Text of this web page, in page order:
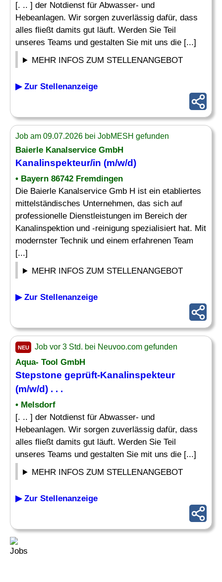
[. .. ] der Notdienst für Abwasser- und
Hebeanlagen. Wir sorgen zuverlässig dafür, dass
alles fließt damits gut läuft. Werden Sie Teil
unseres Teams und gestalten Sie mit uns die [...]
MEHR INFOS ZUM STELLENANGEBOT
▶ Zur Stellenanzeige
Job am 09.07.2026 bei JobMESH gefunden
Baierle Kanalservice GmbH
Kanalinspekteur/in (m/w/d)
• Bayern 86742 Fremdingen
Die Baierle Kanalservice Gmb H ist ein etabliertes
mittelständisches Unternehmen, das sich auf
professionelle Dienstleistungen im Bereich der
Kanalinspektion und -reinigung spezialisiert hat. Mit
modernster Technik und einem erfahrenen Team
[...]
MEHR INFOS ZUM STELLENANGEBOT
▶ Zur Stellenanzeige
NEU Job vor 3 Std. bei Neuvoo.com gefunden
Aqua- Tool GmbH
Stepstone geprüft-Kanalinspekteur
(m/w/d) . . .
• Melsdorf
[. .. ] der Notdienst für Abwasser- und
Hebeanlagen. Wir sorgen zuverlässig dafür, dass
alles fließt damits gut läuft. Werden Sie Teil
unseres Teams und gestalten Sie mit uns die [...]
MEHR INFOS ZUM STELLENANGEBOT
▶ Zur Stellenanzeige